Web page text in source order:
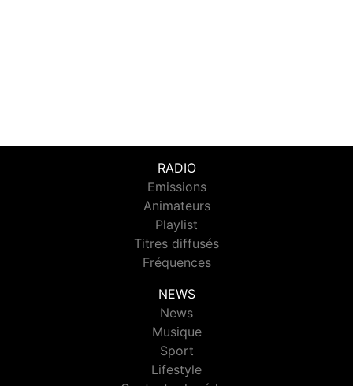
RADIO
Emissions
Animateurs
Playlist
Titres diffusés
Fréquences
NEWS
News
Musique
Sport
Lifestyle